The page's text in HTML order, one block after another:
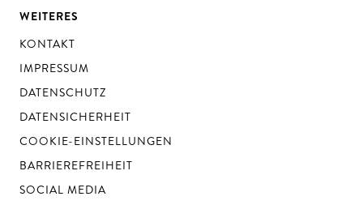
WEITERES
KONTAKT
IMPRESSUM
DATENSCHUTZ
DATENSICHERHEIT
COOKIE-EINSTELLUNGEN
BARRIEREFREIHEIT
SOCIAL MEDIA